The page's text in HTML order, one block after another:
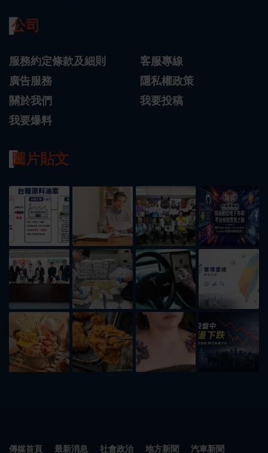
公司
服務約定條款及細則
客服專線
廣告服務
隱私權政策
關於我們
我要投稿
我要爆料
圖片貼文
傳媒首頁 最新消息 社會政治 地方新聞 汽車新聞